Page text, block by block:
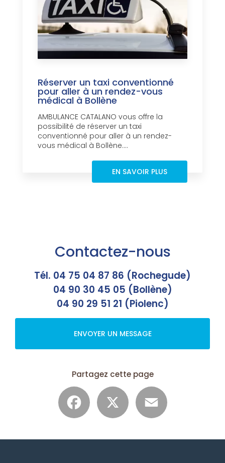
Réserver un taxi conventionné
pour aller à un rendez-vous
médical à Bollène
AMBULANCE CATALANO vous offre la
possibilité de réserver un taxi
conventionné pour aller à un rendez-
vous médical à Bollène....
EN SAVOIR PLUS
Contactez-nous
Tél. 04 75 04 87 86 (Rochegude)
04 90 30 45 05 (Bollène)
04 90 29 51 21 (Piolenc)
ENVOYER UN MESSAGE
Partagez cette page
Facebook